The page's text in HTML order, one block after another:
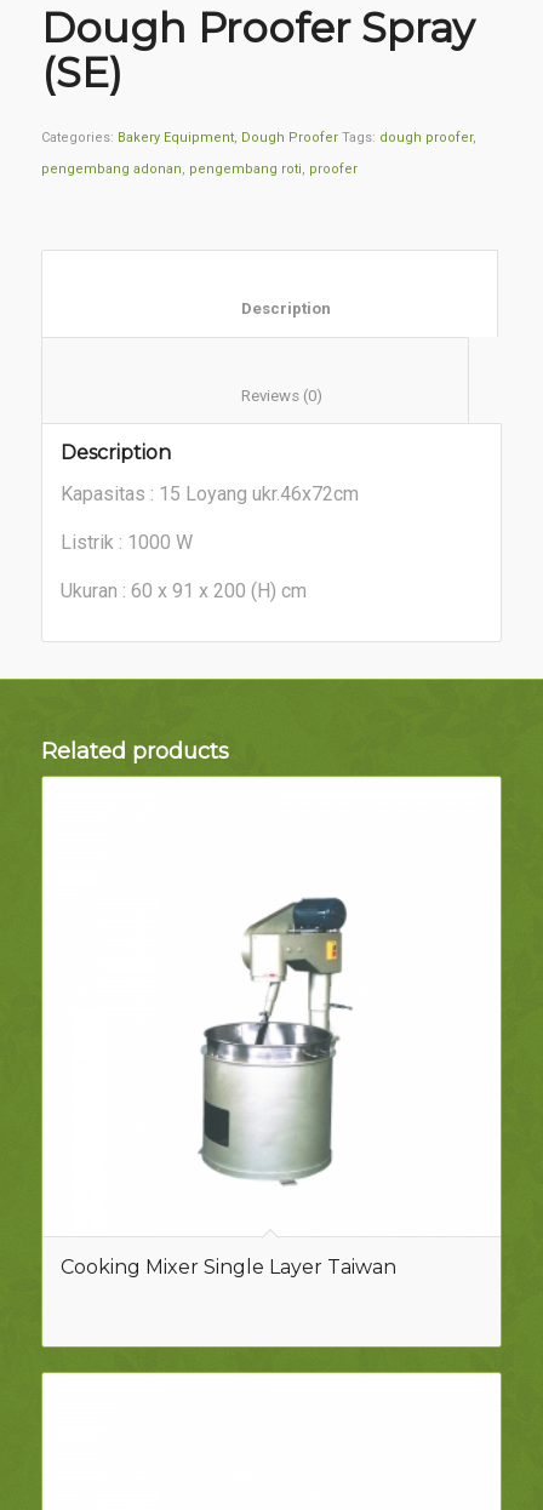
Dough Proofer Spray
(SE)
Categories: Bakery Equipment, Dough Proofer Tags: dough proofer,
pengembang adonan, pengembang roti, proofer
Description
Kapasitas : 15 Loyang ukr.46x72cm
Listrik : 1000 W
Ukuran : 60 x 91 x 200 (H) cm
Related products
Cooking Mixer Single Layer Taiwan